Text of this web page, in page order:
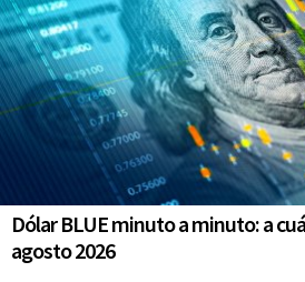
Dólar BLUE minuto a minuto: a
agosto 2026